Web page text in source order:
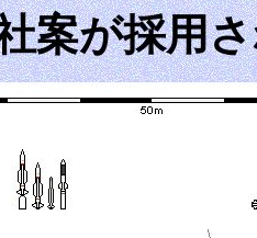
案が採用